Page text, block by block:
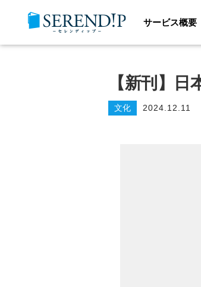
サービス概要
【新刊】
文化 2024.12.11